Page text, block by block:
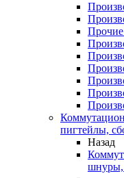
Прочие
пигтейлы,
Назад
шнуры,